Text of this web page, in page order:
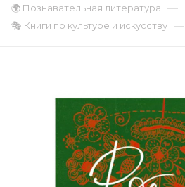
🌍 Познавательная литература —
🎭 Книги по культуре и искусству —